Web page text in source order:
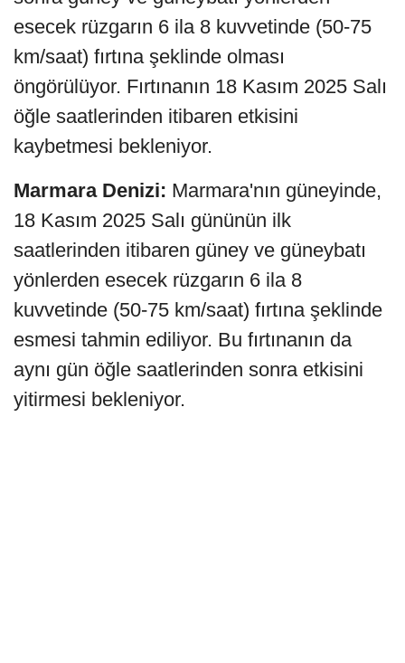
esecek rüzgarın 6 ila 8 kuvvetinde (50-75
km/saat) fırtına şeklinde olması
öngörülüyor. Fırtınanın 18 Kasım 2025 Salı
öğle saatlerinden itibaren etkisini
kaybetmesi bekleniyor.
Marmara Denizi: Marmara'nın güneyinde,
18 Kasım 2025 Salı gününün ilk
saatlerinden itibaren güney ve güneybatı
yönlerden esecek rüzgarın 6 ila 8
kuvvetinde (50-75 km/saat) fırtına şeklinde
esmesi tahmin ediliyor. Bu fırtınanın da
aynı gün öğle saatlerinden sonra etkisini
yitirmesi bekleniyor.